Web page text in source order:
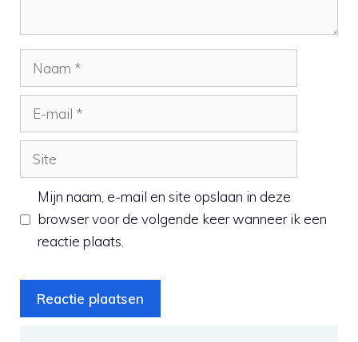
Naam
mail
Site
Mijn naam, e-mail en site opslaan in deze
browser voor de volgende keer wanneer ik een
reactie plaats.